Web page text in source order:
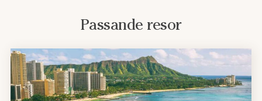
Passande resor